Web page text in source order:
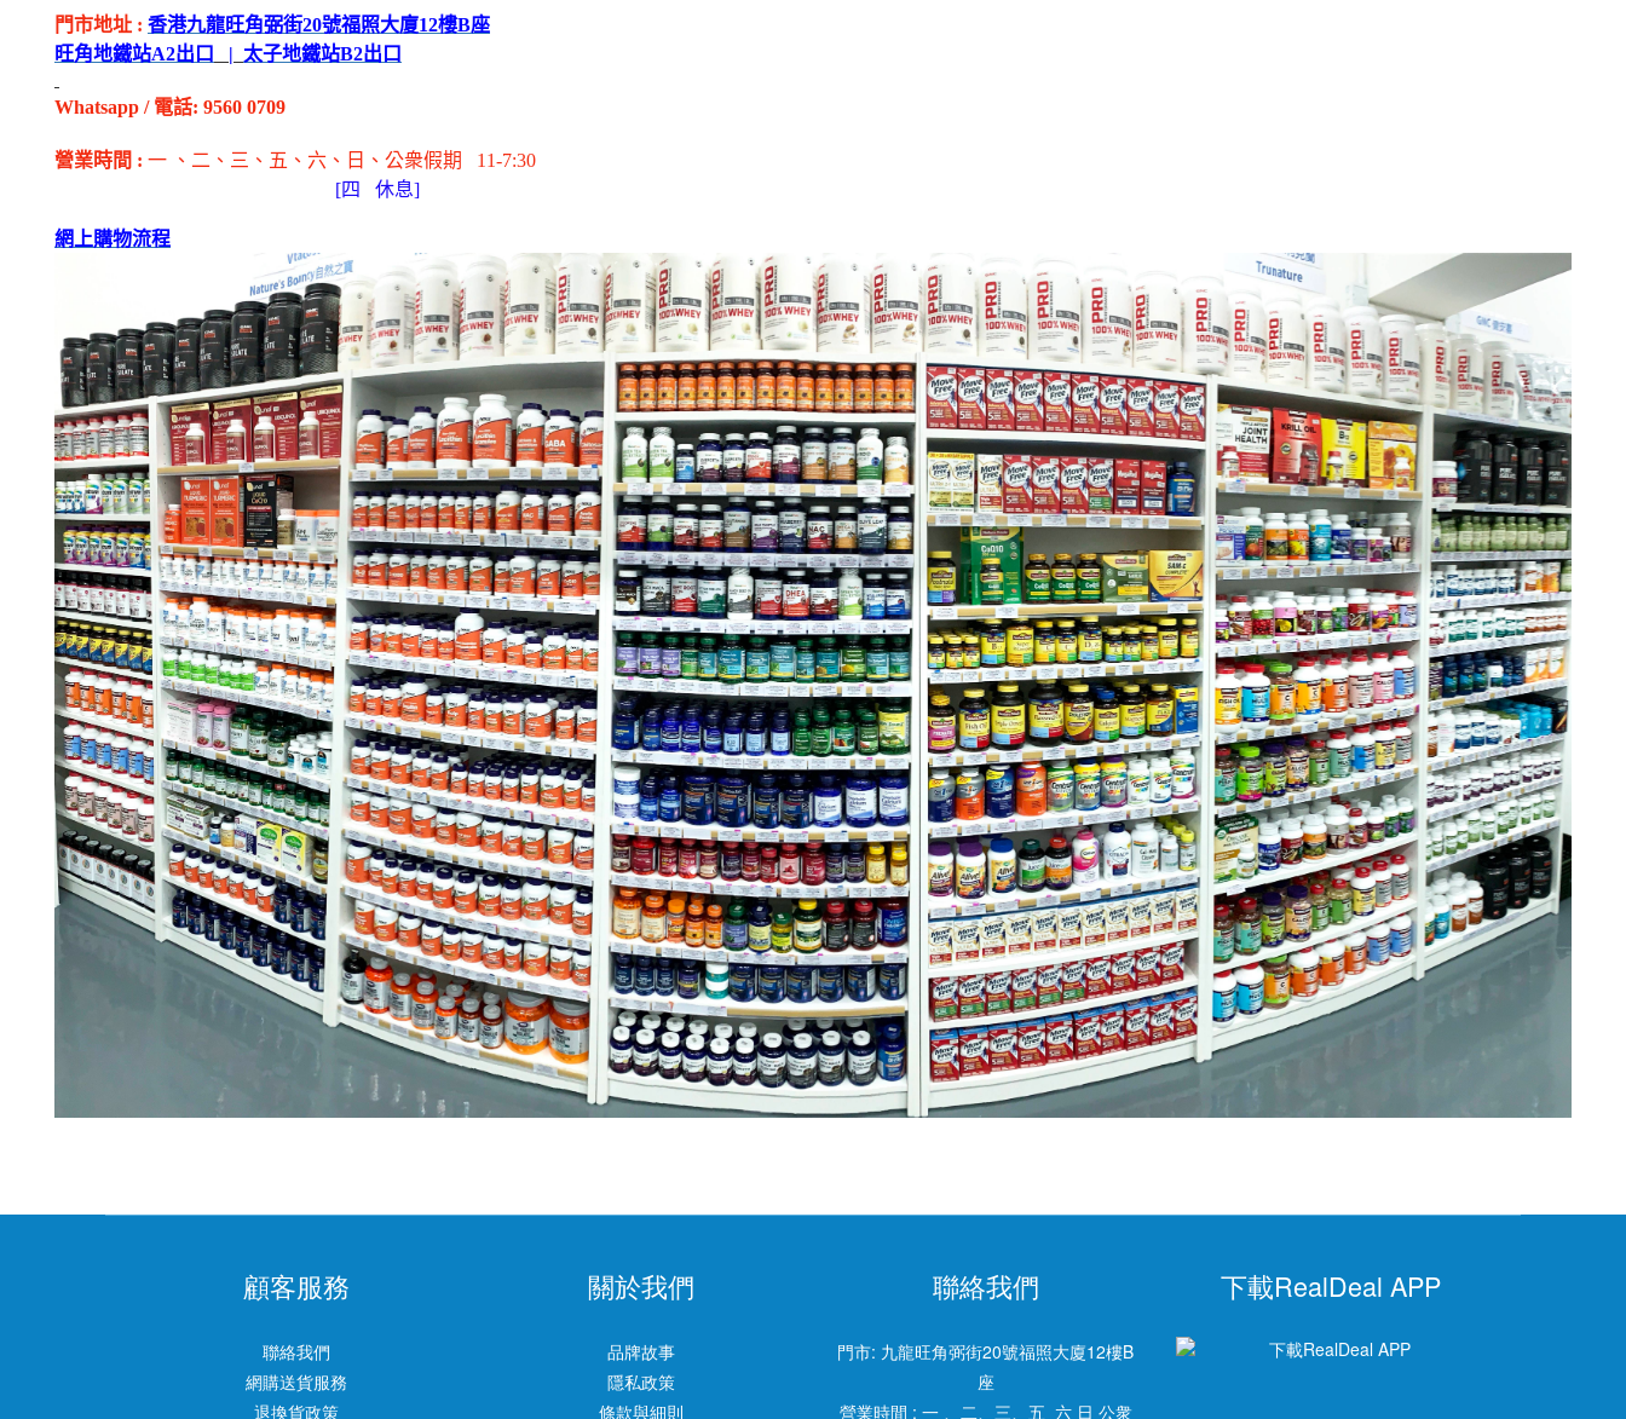
門市地址 : 香港九龍旺角弼街20號福照大廈12樓B座
旺角地鐵站A2出 口 | 太子地鐵站B2出 口
Whatsapp / 電話: 9560 0709
營業時間 : 一 、二、三、五 、六 、日 、公衆假期
11-7:30
[四 休息]
網上購物流程
顧客服務
聯絡我們
網購送貨服務
退換貨政策
關於我們
品牌故事
隱私政策
條款與細則
聯絡我們
門市: 九龍旺角弼街20號福照大廈12樓B
座
營業時間 : 一 、二、三、五 六 日 公衆
下載RealDeal APP